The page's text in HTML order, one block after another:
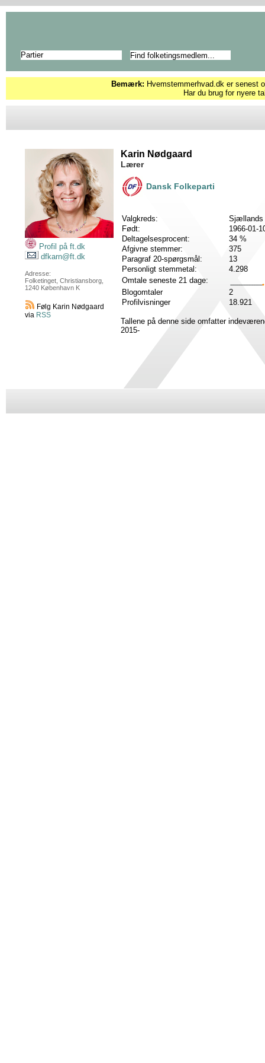
Partier
Bemærk: Hvemstemmerhvad.dk er senest
Har du brug for nyere
Profil på ft.dk
dfkarn@ft.dk
Adresse:
Folketinget, Christiansborg,
1240 København K
Følg Karin Nødgaard
via RSS
Karin Nødgaard
Lærer
Dansk Folkeparti
Valgkreds:
Sjællands
Født:
1966-01-
Deltagelsesprocent:
34 %
Afgivne stemmer:
375
Paragraf 20-spørgsmål:
13
Personligt stemmetal:
4.298
Omtale seneste 21 dage:
Blogomtaler
2
Profilvisninger
18.921
Tallene på denne side omfatter
2015-